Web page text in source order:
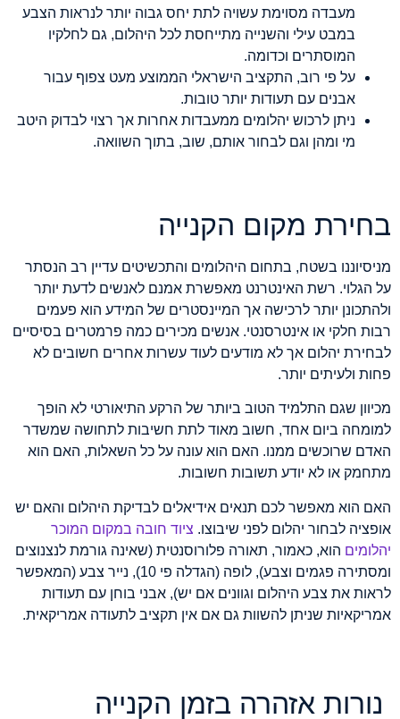
מעבדה מסוימת עשויה לתת יחס גבוה יותר לנראות הצבע
במבט עילי והשנייה מתייחסת לכל היהלום, גם לחלקיו
המוסתרים וכדומה.
על פי רוב, התקציב הישראלי הממוצע מעט צפוף עבור
אבנים עם תעודות יותר טובות.
ניתן לרכוש יהלומים ממעבדות אחרות אך רצוי לבדוק היטב
מי ומהן וגם לבחור אותם, שוב, בתוך השוואה.
בחירת מקום הקנייה
מניסיוננו בשטח, בתחום היהלומים והתכשיטים עדיין רב הנסתר
על הגלוי. רשת האינטרנט מאפשרת אמנם לאנשים לדעת יותר
ולהתכונן יותר לרכישה אך המיינסטרים של המידע הוא פעמים
רבות חלקי או אינטרסנטי. אנשים מכירים כמה פרמטרים בסיסיים
לבחירת יהלום אך לא מודעים לעוד עשרות אחרים חשובים לא
פחות ולעיתים יותר.
מכיוון שגם התלמיד הטוב ביותר של הרקע התיאורטי לא הופך
למומחה ביום אחד, חשוב מאוד לתת חשיבות לתחושה שמשדר
האדם שרוכשים ממנו. האם הוא עונה על כל השאלות, האם הוא
מתחמק או לא יודע תשובות חשובות.
האם הוא מאפשר לכם תנאים אידיאלים לבדיקת היהלום והאם יש
אופציה לבחור יהלום לפני שיבוצו. ציוד חובה במקום המוכר
יהלומים הוא, כאמור, תאורה פלורוסנטית (שאינה גורמת לנצנוצים
ומסתירה פגמים וצבע), לופה (הגדלה פי 10), נייר צבע (המאפשר
לראות את צבע היהלום וגוונים אם יש), אבני בוחן עם תעודות
אמריקאיות שניתן להשוות גם אם אין תקציב לתעודה אמריקאית.
נורות אזהרה בזמן הקנייה